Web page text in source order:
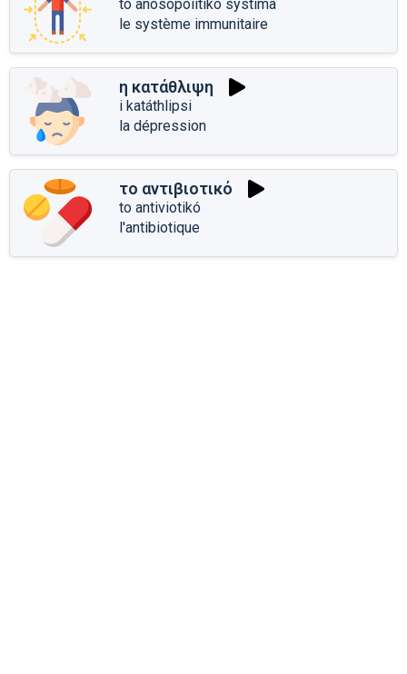
to anosopoiitikó sýstima
le système immunitaire
η κατάθλιψη
i katáthlipsi
la dépression
το αντιβιοτικό
to antiviotikó
l'antibiotique